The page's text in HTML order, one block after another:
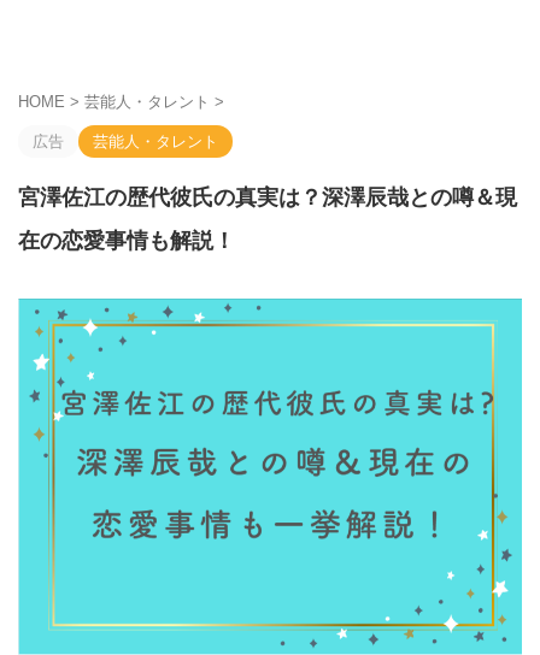
HOME > 芸能人・タレント >
広告 芸能人・タレント
宮澤佐江の歴代彼氏の真実は？深澤辰哉との噂＆現
在の恋愛事情も解説！